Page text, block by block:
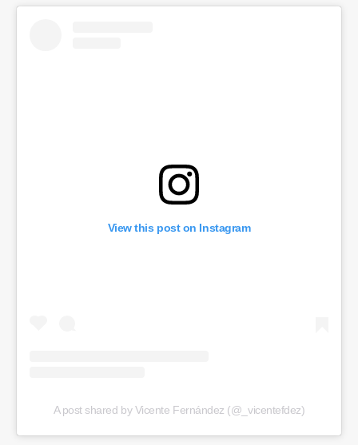
View this post on Instagram
A post shared by Vicente Fernández (@_vicentefdez)